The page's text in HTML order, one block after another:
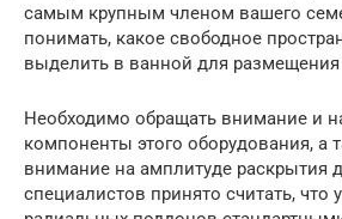
самым крупным членом вашего
понимать, какое свободное
выделить в ванной для
Необходимо обращать внимание и
компоненты этого оборудования, а
внимание на амплитуде раскрытия
специалистов принято считать, что